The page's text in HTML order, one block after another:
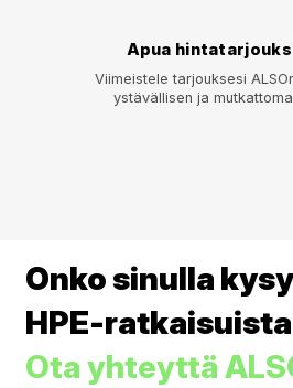
Apua
Viimeistele tarjouksesi
ystävällisen ja
Onko sinulla
HPE-
Ota yhteyttä